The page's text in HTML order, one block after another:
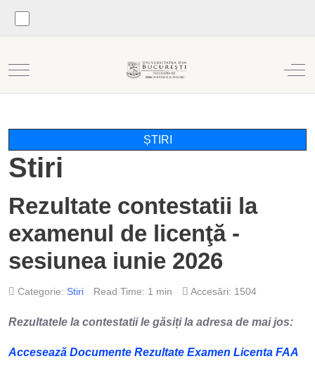
Mobile Menu Toggle Off-
ȘTIRI
Stiri
Rezultate contestatii la
examenul de licenţă -
sesiunea iunie 2026
Categorie: Stiri Read Time: 1 min Accesări: 1504
Rezultatele la contestatii le găsiți la adresa de mai jos:
Accesează Documente Rezultate Examen Licenta FAA